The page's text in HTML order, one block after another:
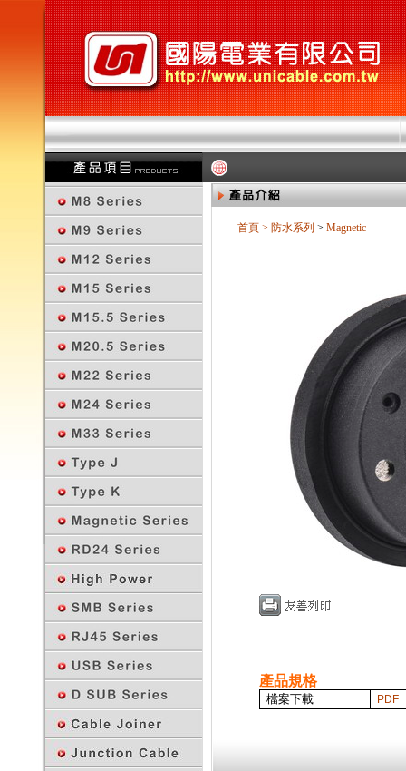
首頁 > 防水系列 > Magnetic
產品規格
檔案下載 PDF